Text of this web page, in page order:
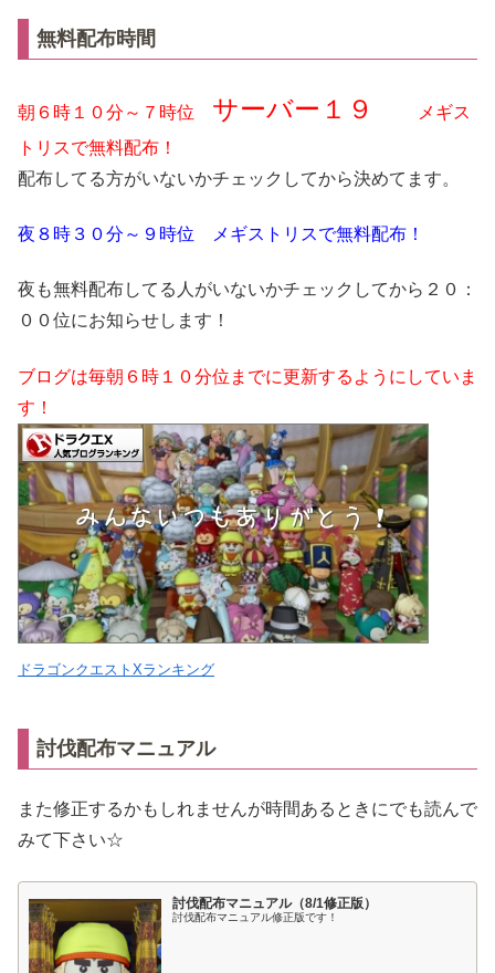
無料配布時間
朝６時１０分～７時位 サーバー１９
メギス
トリスで無料配布！
配布してる方がいないかチェックしてから決めてます。
夜８時３０分～９時位 メギストリスで無料配布！
夜も無料配布してる人がいないかチェックしてから２０：
００位にお知らせします！
ブログは毎朝６時１０分位までに更新するようにしていま
す！
ドラゴンクエストXランキング
討伐配布マニュアル
また修正するかもしれませんが時間あるときにでも読んで
みて下さい☆
討伐配布マニュアル（8/1修正版）
討伐配布マニュアル修正版です！